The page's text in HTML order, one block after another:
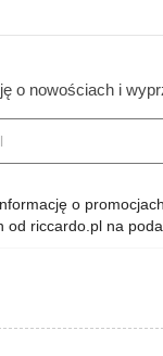
o nowościach i
o
od riccardo.pl na